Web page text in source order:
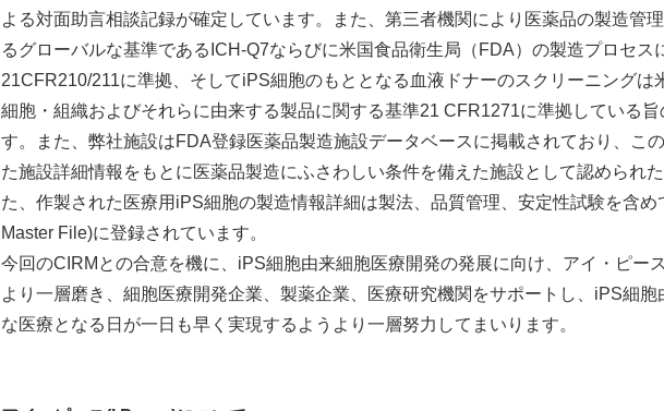
よる対面助言相談記録が確定しています。また、第三者機関により医薬品の製造管
るグローバルな基準であるICH-Q7ならびに米国食品衛生局（FDA）の製造プロセス
21CFR210/211に準拠、そしてiPS細胞のもととなる血液ドナーのスクリーニングは
細胞・組織およびそれらに由来する製品に関する基準21 CFR1271に準拠している旨
す。また、弊社施設はFDA登録医薬品製造施設データベースに掲載されており、こ
た施設詳細情報をもとに医薬品製造にふさわしい条件を備えた施設として認められ
た、作製された医療用iPS細胞の製造情報詳細は製法、品質管理、安定性試験を含め
Master File)に登録されています。
今回のCIRMとの合意を機に、iPS細胞由来細胞医療開発の発展に向け、アイ・ピー
より一層磨き、細胞医療開発企業、製薬企業、医療研究機関をサポートし、iPS細胞
な医療となる日が一日も早く実現するようより一層努力してまいります。